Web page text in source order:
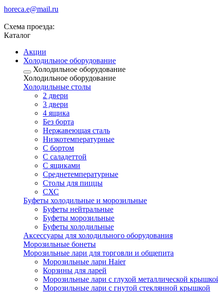
horeca.e@mail.ru
Схема проезда:
Каталог
Акции
Холодильное оборудование
Холодильное оборудование
Холодильное оборудование
Холодильные столы
2 двери
3 двери
4 ящика
Без борта
Нержавеющая сталь
Низкотемпературные
С бортом
С саладеттой
С ящиками
Среднетемпературные
Столы для пиццы
СХС
Буфеты холодильные и морозильные
Буфеты нейтральные
Буфеты морозильные
Буфеты холодильные
Аксессуары для холодильного оборудования
Морозильные бонеты
Морозильные лари для торговли и общепита
Морозильные лари Haier
Корзины для ларей
Морозильные лари с глухой металлической
Морозильные лари с гнутой стеклянной крышкой